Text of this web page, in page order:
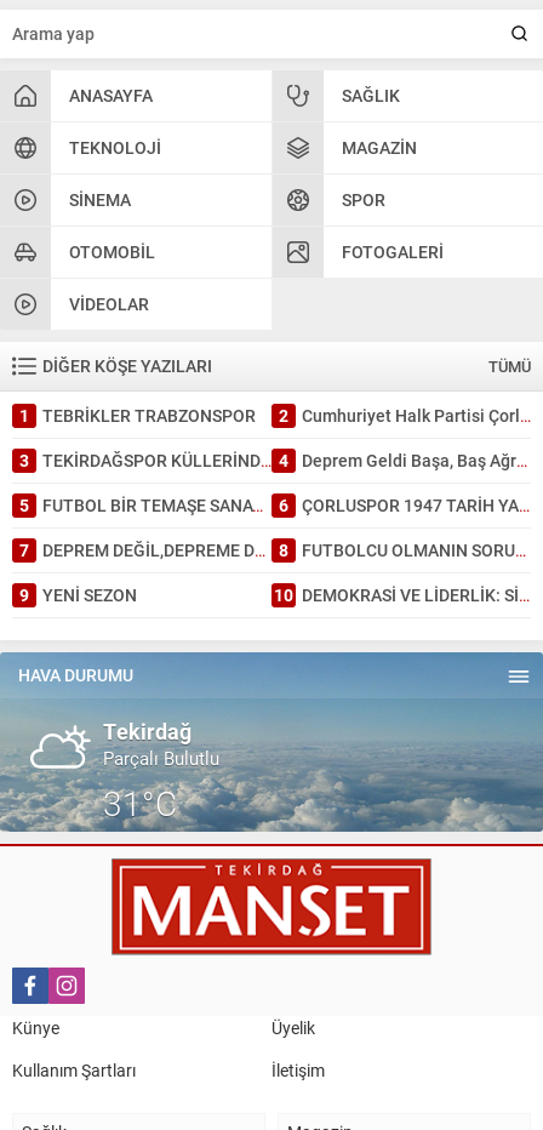
ANASAYFA SAĞLIK
TEKNOLOJI MAGAZIN
SINEMA SPOR
OTOMOBIL FOTOGALERI
VIDEOLAR
DİĞER KÖŞE YAZILARI TÜMÜ
1 TEBRİKLER TRABZONSPOR 2 Cumhuriyet Halk Partisi Çorlu’da ayağına; İl Başkanlığında da kafasına sıktı
3 TEKİRDAĞSPOR KÜLLERİNDEN DOĞDU: TARİHİ BİR GALİBİYET! 4
Deprem Geldi Başa, Baş Ağrısı Bahane: Tekirdağ Depreme Ne Kadar Hazır?
5
FUTBOL BİR TEMAŞE SANATI GİBİDİR. 6 ÇORLUSPOR 1947 TARİH YAZDI.
7
DEPREM DEĞİL,DEPREME DAYANAKSIZ BİNA ÖLDÜRÜR. 8
FUTBOLCU OLMANIN SORUMLULUĞU.
9 YENİ SEZON 10 DEMOKRASİ VE LİDERLİK: SİYASİ PARTİLERİN DÖNÜŞÜMÜ
HAVA DURUMU
Tekirdağ
Parçalı Bulutlu
31°C
Künye
Üyelik
Kullanım Şartları
İletişim